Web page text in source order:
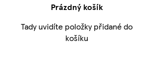
Prázdný košík
Tady uvidíte položky přidané do
košíku